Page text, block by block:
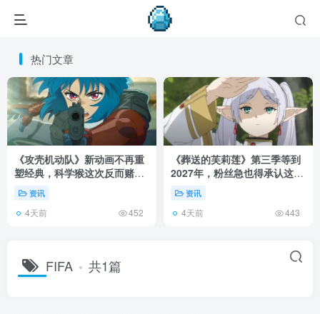
热门文章
《攻壳机动队》新动画不再重
塑经典，科学猴这次反而赌对
了！资讯
4天前 452
《葬送的芙莉莲》第三季等到
2027年，粉丝急也得承认这次
慢得有道理！
资讯
4天前 443
FIFA 共1篇